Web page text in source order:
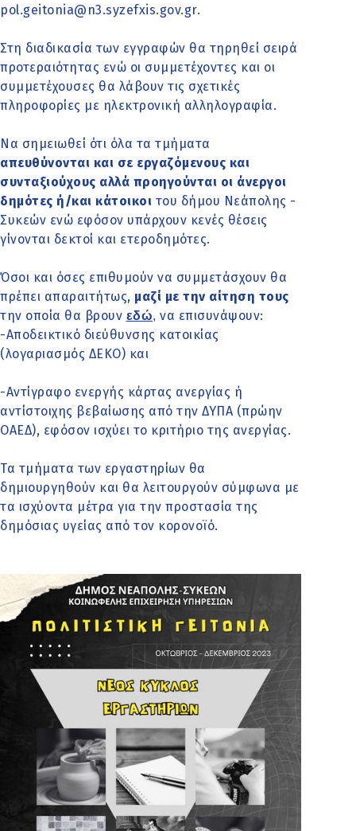
pol.geitonia@n3.syzefxis.gov.gr.
Στη διαδικασία των εγγραφών θα τηρηθεί σειρά
προτεραιότητας ενώ οι συμμετέχοντες και οι
συμμετέχουσες θα λάβουν τις σχετικές
πληροφορίες με ηλεκτρονική αλληλογραφία.
Να σημειωθεί ότι όλα τα τμήματα
απευθύνονται και σε εργαζόμενους και
συνταξιούχους αλλά προηγούνται οι άνεργοι
δημότες ή/και κάτοικοι του δήμου Νεάπολης -
Συκεών ενώ εφόσον υπάρχουν κενές θέσεις
γίνονται δεκτοί και ετεροδημότες.
Όσοι και όσες επιθυμούν να συμμετάσχουν θα
πρέπει απαραιτήτως, μαζί με την αίτηση τους
την οποία θα βρουν εδώ, να επισυνάψουν:
-Aποδεικτικό διεύθυνσης κατοικίας
(λογαριασμός ΔΕΚΟ) και
-Aντίγραφο ενεργής κάρτας ανεργίας ή
αντίστοιχης βεβαίωσης από την ΔΥΠΑ (πρώην
ΟΑΕΔ), εφόσον ισχύει το κριτήριο της ανεργίας.
Τα τμήματα των εργαστηρίων θα
δημιουργηθούν και θα λειτουργούν σύμφωνα με
τα ισχύοντα μέτρα για την προστασία της
δημόσιας υγείας από τον κορoνοϊό.